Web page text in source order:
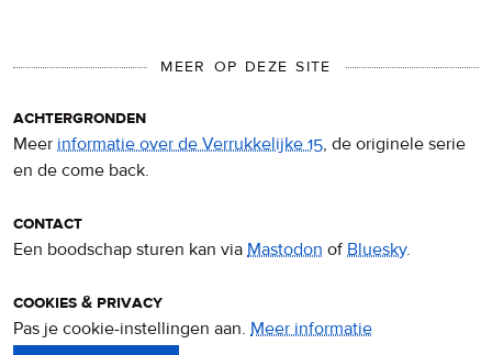
MEER OP DEZE SITE
achtergronden
Meer informatie over de Verrukkelijke 15, de originele serie
en de come back.
contact
Een boodschap sturen kan via Mastodon ofBluesky.
cookies & privacy
Pas je cookie-instellingen aan. Meer informatie